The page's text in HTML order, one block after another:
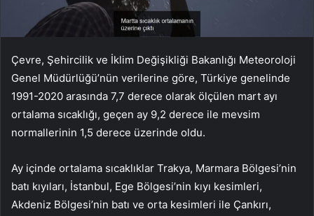
Çevre, Şehircilik ve İklim Değişikliği Bakanlığı Meteoroloji
Genel Müdürlüğü’nün verilerine göre, Türkiye genelinde
1991-2020 arasında 7,7 derece olarak ölçülen mart ayı
ortalama sıcaklığı, geçen ay 9,2 derece ile mevsim
normallerinin 1,5 derece üzerinde oldu.
Ay içinde ortalama sıcaklıklar Trakya, Marmara Bölgesi’nin
batı kıyıları, İstanbul, Ege Bölgesi’nin kıyı kesimleri,
Akdeniz Bölgesi’nin batı ve orta kesimleri ile Çankırı,